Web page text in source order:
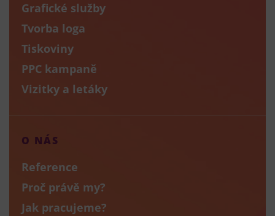
Grafické služby
Tvorba loga
Tiskoviny
PPC kampaně
Vizitky a letáky
O NÁS
Reference
Proč právě my?
Jak pracujeme?